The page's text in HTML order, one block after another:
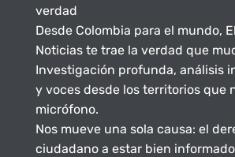
verdad
Desde Colombia para el mundo,
Noticias te trae la verdad que
Investigación profunda, análisis
y voces desde los territorios que
micrófono.
Nos mueve una sola causa: el
ciudadano a estar bien